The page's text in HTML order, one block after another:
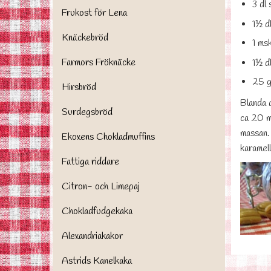
Frukost för Lena
Knäckebröd
Farmors Fröknäcke
Hirsbröd
Surdegsbröd
Ekoxens Chokladmuffins
Fattiga riddare
Citron- och Limepaj
Chokladfudgekaka
Alexandriakakor
Astrids Kanelkaka
3 dl
1½
1
1½
25
Blanda
ca 20